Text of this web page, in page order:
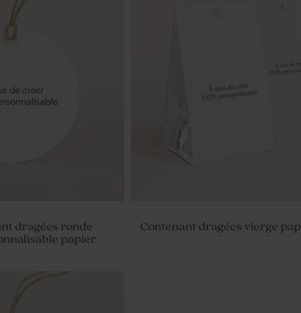
dragées ronde
papier
Contenant dragées vierge